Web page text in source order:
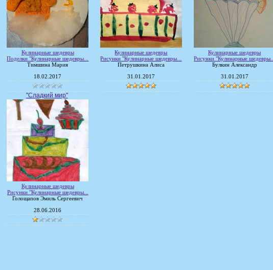
Кулинарные шедевры
Поделки "Кулинарные шедевры...
Тимшина Мария
18.02.2017
Кулинарные шедевры
Рисунки "Кулинарные шедевры...
Петрушкина Алиса
31.01.2017
Кулинарные шедевры
Рисунки "Кулинарные шедевры...
Булкин Александр
31.01.2017
"Сладкий мир"
Кулинарные шедевры
Рисунки "Кулинарные шедевры...
Голощапов Эмиль Сергеевич
28.06.2016